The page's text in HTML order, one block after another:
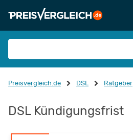
Preisvergleich.de DSL Ratgeber
DSL Kündigungsfrist